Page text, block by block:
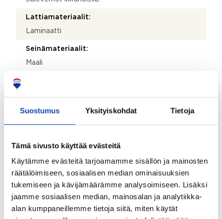
Suostumus Yksityiskohdat Tietoja
Tämä sivusto käyttää evästeitä
Käytämme evästeitä tarjoamamme sisällön ja mainosten
räätälöimiseen, sosiaalisen median ominaisuuksien
tukemiseen ja kävijämäärämme analysoimiseen. Lisäksi
jaamme sosiaalisen median, mainosalan ja analytiikka-
alan kumppaneillemme tietoja siitä, miten käytät
Lattiamateriaalit:
Laminaatti
Seinämateriaalit:
Maali
Makuuhuoneiden lukumäärä:
1
Lattiamateriaalit:
Laminaatti
Seinämateriaalit:
Maali
Parveke: